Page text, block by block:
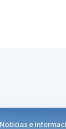
Noticias e